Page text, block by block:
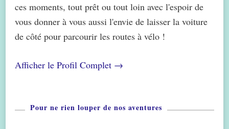
ces moments, tout prêt ou tout loin avec l'espoir de
vous donner à vous aussi l'envie de laisser la voiture
de côté pour parcourir les routes à vélo !
Afficher le Profil Complet →
Pour ne rien louper de nos aventures